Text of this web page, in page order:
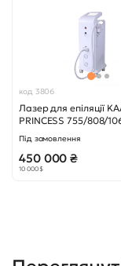
код 3806
Лазер для епіляції
PRINCESS 755/808/
Під замовлення
450 000 ₴
10 000 $